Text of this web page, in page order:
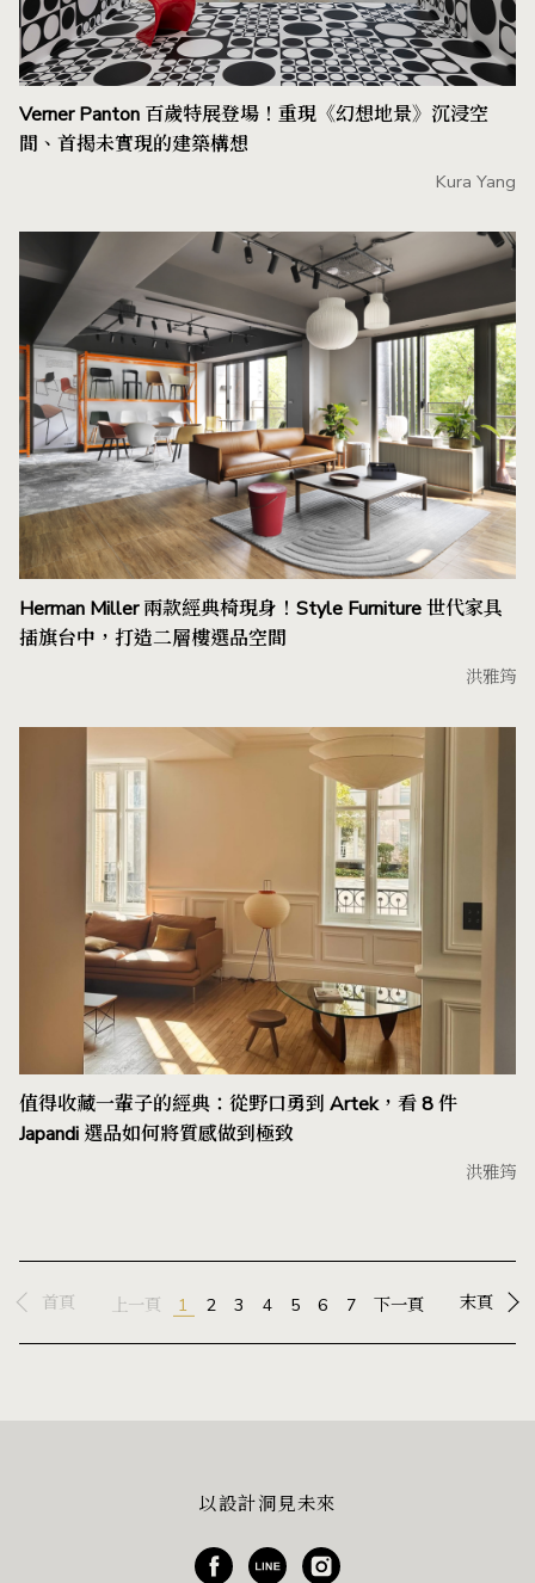
Verner Panton 百歲特展登場！重現《幻想地景》沉浸空
間、首揭未實現的建築構想
Kura Yang
Herman Miller 兩款經典椅現身！Style Furniture 世代家具
插旗台中，打造二層樓選品空間
洪雅筠
值得收藏一輩子的經典：從野口勇到 Artek，看 8 件
Japandi 選品如何將質感做到極致
洪雅筠
首頁 上一頁 1 2 3 4 5 6 7 下一頁 末頁
以設計洞見未來